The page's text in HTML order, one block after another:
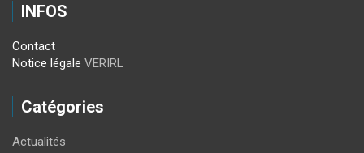
INFOS
Contact
Notice légale VERIRL
Catégories
Actualités